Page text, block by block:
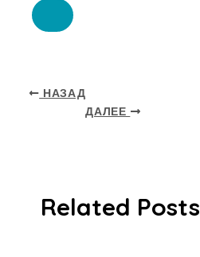
НАЗАД
ДАЛЕЕ
Related Posts